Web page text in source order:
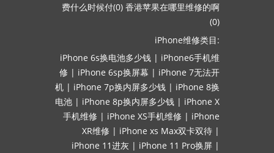
费什么时候付(0) 香港苹果在哪里维修的啊
(0)
iPhone维修类目:
iPhone 6s换电池多少钱 | iPhone6手机维
修 | iPhone 6sp换屏幕 | iPhone 7无法开
机 | iPhone 7p换内屏多少钱 | iPhone 8换
电池 | iPhone 8p换内屏多少钱 | iPhone X
手机维修 | iPhone XS手机维修 | iPhone
XR维修 | iPhone xs Max双卡双待 |
iPhone 11进灰 | iPhone 11 Pro换屏 |